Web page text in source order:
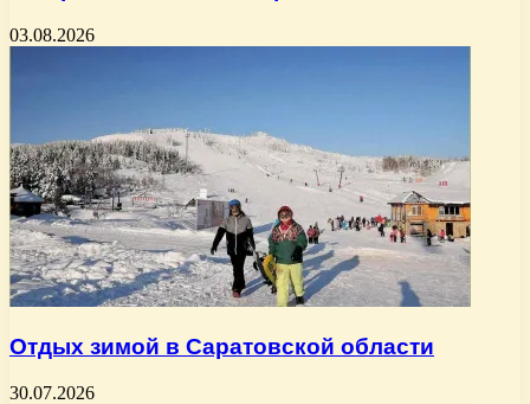
03.08.2026
Отдых зимой в Саратовской области
30.07.2026